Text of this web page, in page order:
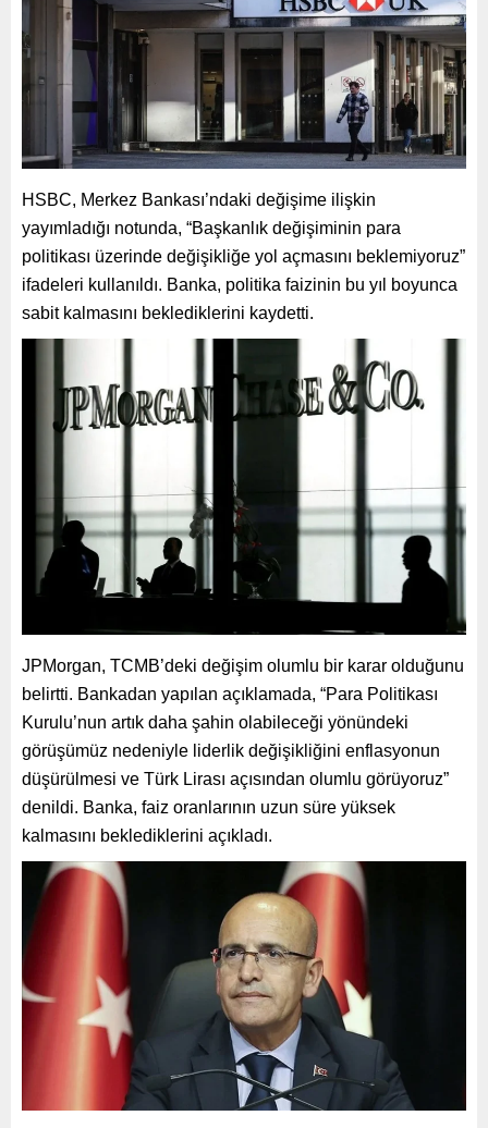
HSBC, Merkez Bankası’ndaki değişime ilişkin
yayımladığı notunda, “Başkanlık değişiminin para
politikası üzerinde değişikliğe yol açmasını beklemiyoruz”
ifadeleri kullanıldı. Banka, politika faizinin bu yıl boyunca
sabit kalmasını beklediklerini kaydetti.
JPMorgan, TCMB’deki değişim olumlu bir karar olduğunu
belirtti. Bankadan yapılan açıklamada, “Para Politikası
Kurulu’nun artık daha şahin olabileceği yönündeki
görüşümüz nedeniyle liderlik değişikliğini enflasyonun
düşürülmesi ve Türk Lirası açısından olumlu görüyoruz”
denildi. Banka, faiz oranlarının uzun süre yüksek
kalmasını beklediklerini açıkladı.